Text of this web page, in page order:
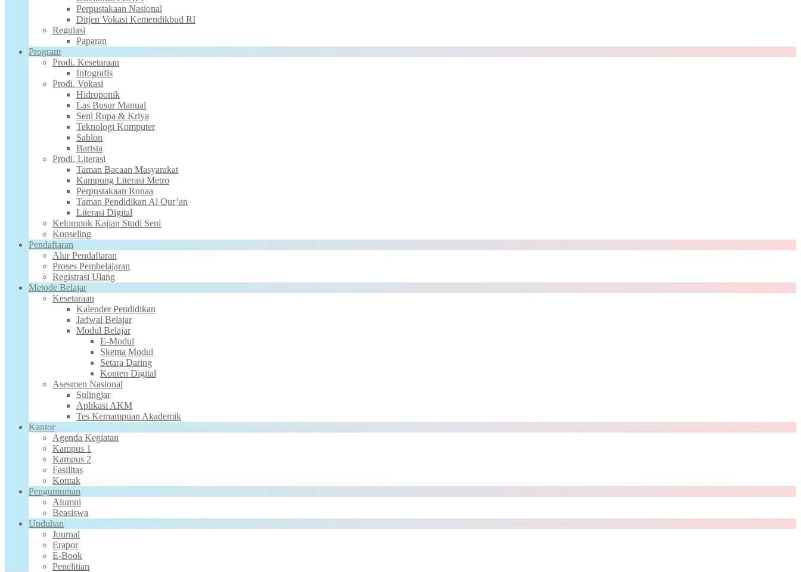
Perpustakaan Nasional
Ditjen Vokasi Kemendikbud RI
Regulasi
Paparan
Program
Prodi. Kesetaraan
Infografis
Prodi. Vokasi
Hidroponik
Las Busur Manual
Seni Rupa & Kriya
Teknologi Komputer
Sablon
Barista
Prodi. Literasi
Taman Bacaan Masyarakat
Kampung Literasi Metro
Perpustakaan Ronaa
Taman Pendidikan Al Qur’an
Literasi Digital
Kelompok Kajian Studi Seni
Konseling
Pendaftaran
Alur Pendaftaran
Proses Pembelajaran
Registrasi Ulang
Metode Belajar
Kesetaraan
Kalender Pendidikan
Jadwal Belajar
Modul Belajar
E-Modul
Skema Modul
Setara Daring
Konten Digital
Asesmen Nasional
Sulingjar
Aplikasi AKM
Tes Kemampuan Akademik
Kantor
Agenda Kegiatan
Kampus 1
Kampus 2
Fasilitas
Kontak
Pengumuman
Alumni
Beasiswa
Unduhan
Journal
Erapor
E-Book
Penelitian